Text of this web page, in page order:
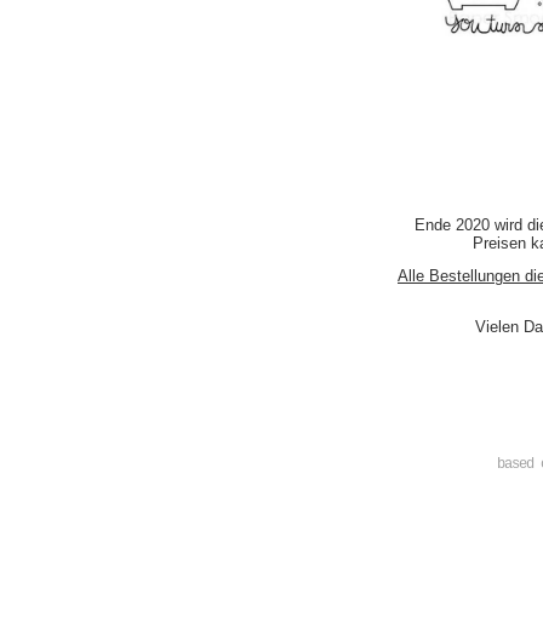
Ende 2020 wird
Preisen
Alle Bestellungen
Vielen